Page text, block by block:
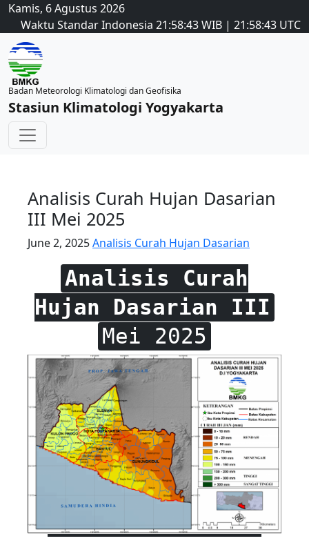
Kamis, 6 Agustus 2026
Waktu Standar Indonesia 21:58:43WIB | 21:58:43 UTC
Badan Meteorologi Klimatologi dan Geofisika
Stasiun Klimatologi Yogyakarta
Analisis Curah Hujan Dasarian
III Mei 2025
June 2, 2025Analisis Curah Hujan Dasarian
Analisis Curah
Hujan Dasarian III
Mei 2025